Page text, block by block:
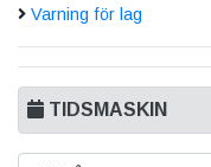
Varning för lag
TIDSMASKIN